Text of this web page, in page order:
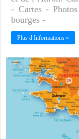
- Cartes -
bourges -
Plus d Informations »